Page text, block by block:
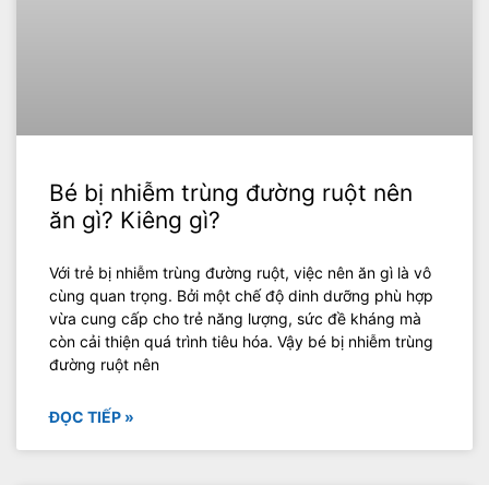
Bé bị nhiễm trùng đường ruột nên
ăn gì? Kiêng gì?
Với trẻ bị nhiễm trùng đường ruột, việc nên ăn gì là vô
cùng quan trọng. Bởi một chế độ dinh dưỡng phù hợp
vừa cung cấp cho trẻ năng lượng, sức đề kháng mà
còn cải thiện quá trình tiêu hóa. Vậy bé bị nhiễm trùng
đường ruột nên
ĐỌC TIẾP »